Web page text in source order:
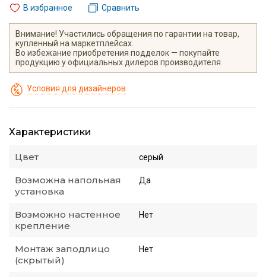
В избранное Сравнить
Внимание! Участились обращения по гарантии на товар,
купленный на маркетплейсах.
Во избежание приобретения подделок — покупайте
продукцию у официальных дилеров производителя
Условия для дизайнеров
Характеристики
Цвет серый
Возможна напольная
установка
Да
Возможно настенное
крепление
Нет
Монтаж заподлицо
(скрытый)
Нет